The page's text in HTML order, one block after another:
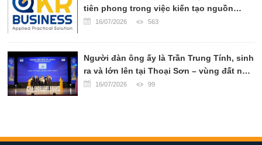
tăng vượt bậc so với cùng kỳ năm trước.
Kết quả này phản ánh hiệu quả từ chiến
mảng kinh doanh cốt lõi, tạo đà cho giai
đoạn tăng trưởng mới của Công ty.
tiên phong trong việc kiến tạo nguồn
nhân lực chất lượng cao và đồng hành
16/07/2026 563
Người đàn ông ấy là Trần Trung Tính, sinh
ra và lớn lên tại Thoại Sơn – vùng đất nổi
tiếng với những cánh đồng lúa trải dài,
16/07/2026 99